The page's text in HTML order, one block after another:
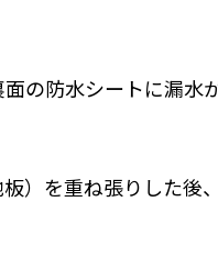
の防水シートに漏水
）を重ね張りした後